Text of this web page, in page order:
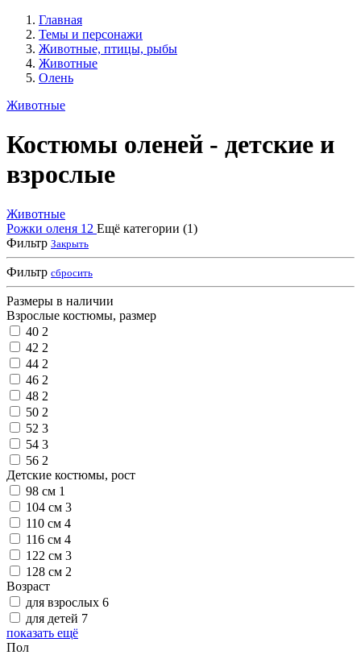
Главная
Темы и персонажи
Животные, птицы, рыбы
Животные
Олень
Животные
Костюмы оленей - детские и
взрослые
Животные
Рожки оленя 12 Ещё категории (1)
Фильтр Закрыть
Фильтр сбросить
Размеры в наличии
Взрослые костюмы, размер
40 2
42 2
44 2
46 2
48 2
50 2
52 3
54 3
56 2
Детские костюмы, рост
98 см 1
104 см 3
110 см 4
116 см 4
122 см 3
128 см 2
Возраст
для взрослых 6
для детей 7
показать ещё
Пол